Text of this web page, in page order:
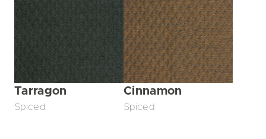
Tarragon
Spiced
Cinnamon
Spiced